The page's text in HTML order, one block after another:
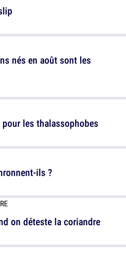
nés en août sont les
ils ?
les thalassophobes
on déteste la coriandre